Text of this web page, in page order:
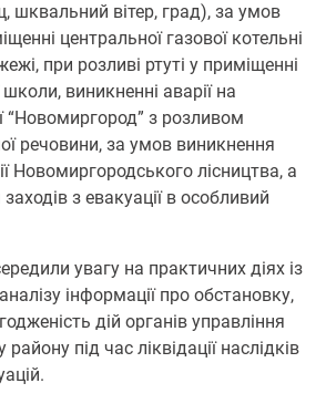
шквальний вітер, град), за умов
центральної газової котельні
при розливі ртуті у приміщенні
виникненні аварії на
“Новомиргород” з розливом
речовини, за умов виникнення
Новомиргородського лісництва, а
з евакуації в особливий
увагу на практичних діях із
інформації про обстановку,
дій органів управління
під час ліквідації наслідків